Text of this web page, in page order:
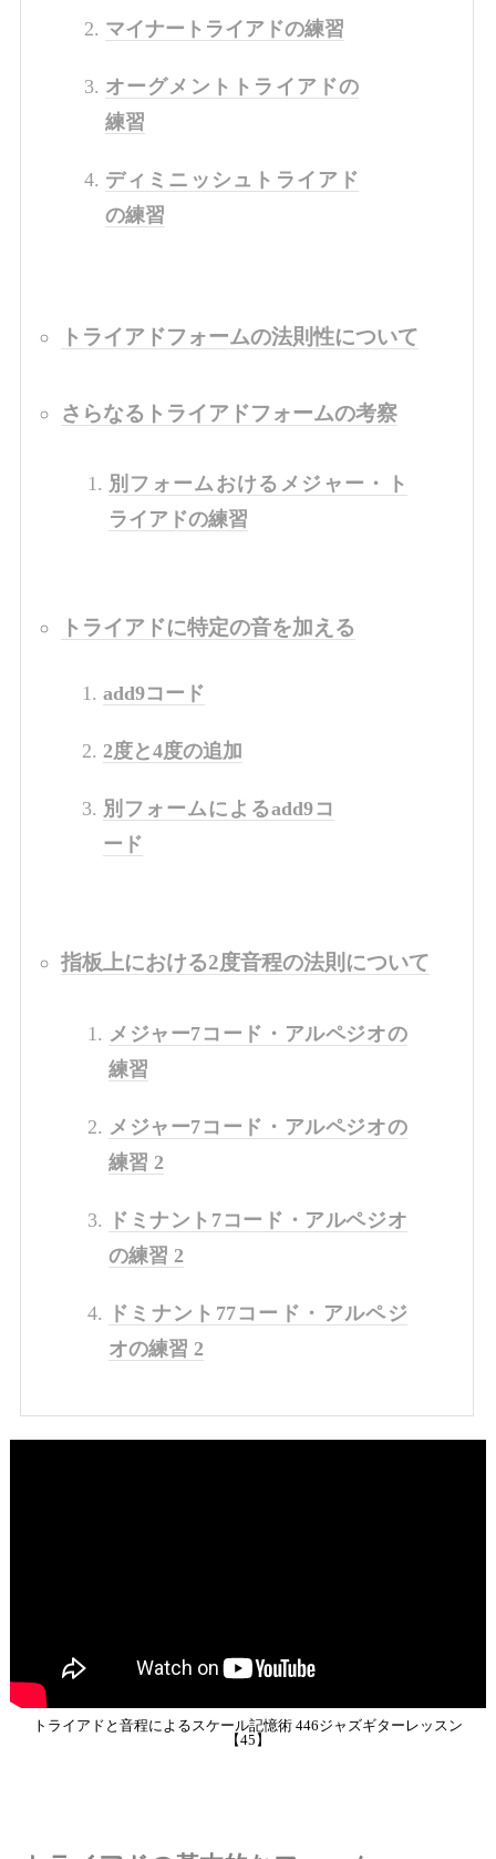
マイナートライアドの練習
オーグメントトライアドの
練習
ディミニッシュトライアド
の練習
トライアドフォームの法則性について
さらなるトライアドフォームの考察
別フォームおけるメジャー・ト
ライアドの練習
トライアドに特定の音を加える
add9コード
2度と4度の追加
別フォームによるadd9コ
ード
指板上における2度音程の法則について
メジャー7コード・アルペジオの
練習
メジャー7コード・アルペジオの
練習 2
ドミナント7コード・アルペジオ
の練習 2
ドミナント77コード・アルペジ
オの練習 2
トライアドと音程によるスケール記憶術 446ジャズギターレッスン
【45】